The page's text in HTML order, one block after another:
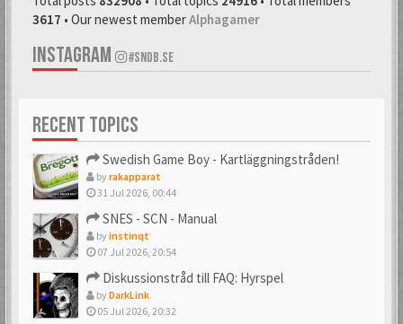
3617 • Our newest memberAlphagamer
INSTAGRAM #SNDB.SE
RECENT TOPICS
Swedish Game Boy - Kartläggningstråden!
byrakapparat
31 Jul 2026, 00:44
SNES - SCN - Manual
byinstinqt
07 Jul 2026, 20:54
Diskussionstråd till FAQ: Hyrspel
byDarkLink
05 Jul 2026, 20:32